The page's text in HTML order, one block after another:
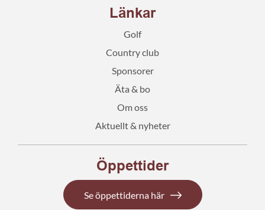
Länkar
Golf
Country club
Sponsorer
Äta & bo
Om oss
Aktuellt & nyheter
Öppettider
Se öppettiderna här